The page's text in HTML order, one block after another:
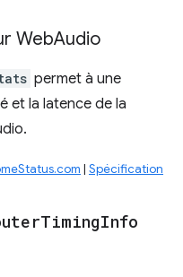
WebAudio
permet à une
et la latence de la
| Spécification
TimingInfo